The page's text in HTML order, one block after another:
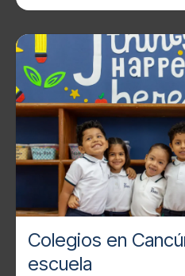
Colegios en
escuela